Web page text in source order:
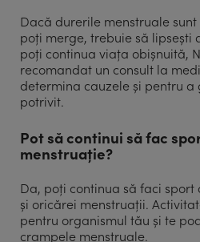
Dacă durerile menstruale
poți merge, trebuie să lipsești
poți continua viața obișnuită,
recomandat un consult la
determina cauzele și pentru
potrivit.
Pot să continui să fac
menstruație?
Da, poți continua să faci
și oricărei menstruații.
pentru organismul tău și te
crampele menstruale.